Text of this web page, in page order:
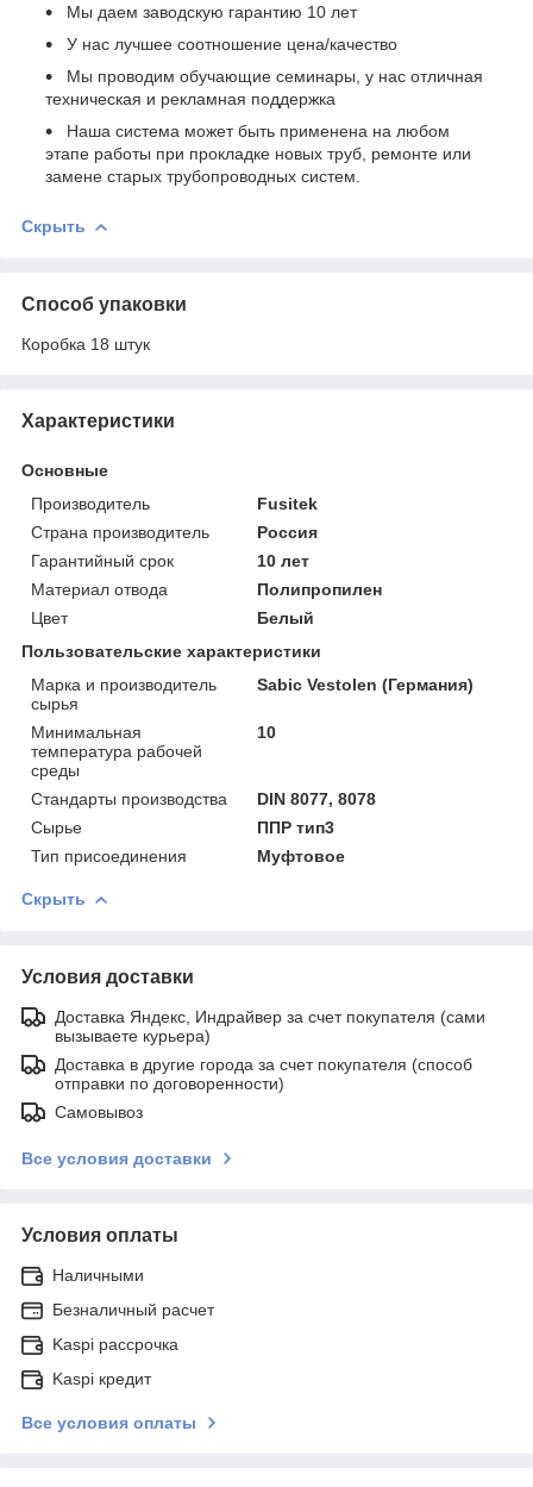
Мы даем заводскую гарантию 10 лет
У нас лучшее соотношение цена/качество
Мы проводим обучающие семинары, у нас отличная
техническая и рекламная поддержка
Наша система может быть применена на любом
этапе работы при прокладке новых труб, ремонте или
замене старых трубопроводных систем.
Скрыть
Способ упаковки
Коробка 18 штук
Характеристики
Основные
Производитель
Fusitek
Страна производитель
Россия
Гарантийный срок
10 лет
Материал отвода
Полипропилен
Цвет
Белый
Пользовательские характеристики
Марка и производитель
сырья
Sabic Vestolen (Германия)
Минимальная
температура рабочей
среды
10
Стандарты производства
DIN 8077, 8078
Сырье
ППР тип3
Тип присоединения
Муфтовое
Скрыть
Условия доставки
Доставка Яндекс, Индрайвер за счет покупателя (сами
вызываете курьера)
Доставка в другие города за счет покупателя (способ
отправки по договоренности)
Самовывоз
Все условия доставки
Условия оплаты
Наличными
Безналичный расчет
Kaspi рассрочка
Kaspi кредит
Все условия оплаты